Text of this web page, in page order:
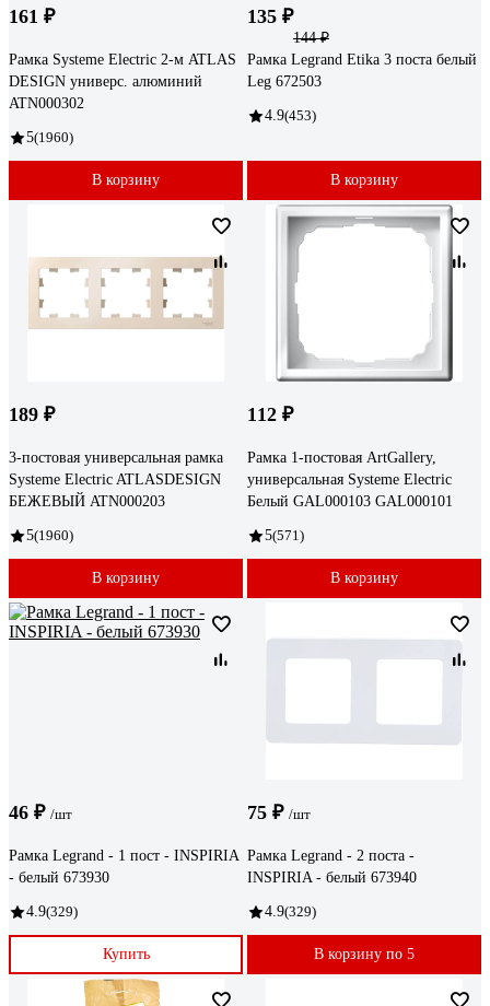
161 ₽
Рамка Systeme Electric 2-м ATLAS
DESIGN универс. алюминий
ATN000302
5(1960)
В корзину
135 ₽
144 ₽
Рамка Legrand Etika 3 поста белый
Leg 672503
4.9(453)
В корзину
189 ₽
3-постовая универсальная рамка
Systeme Electric ATLASDESIGN
БЕЖЕВЫЙ ATN000203
5(1960)
В корзину
112 ₽
Рамка 1-постовая ArtGallery,
универсальная Systeme Electric
Белый GAL000103 GAL000101
5(571)
В корзину
46 ₽ /шт
Рамка Legrand - 1 пост - INSPIRIA
- белый 673930
4.9(329)
Купить
75 ₽ /шт
Рамка Legrand - 2 поста -
INSPIRIA - белый 673940
4.9(329)
В корзину по 5